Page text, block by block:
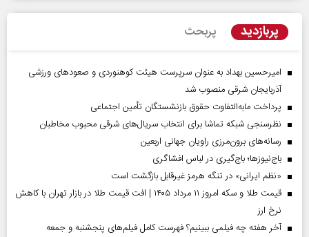
پربازدید پربحث
امیرحسین بهداد به عنوان سرپرست هیئت کوهنوردی و صعودهای ورزشی
آذربایجان شرقی منصوب شد
پرداخت مابه‌التفاوت حقوق بازنشستگان تأمین اجتماعی
نظرسنجی شبکه تماشا برای انتخاب سریال‌های شرقی محبوب مخاطبان
رسانه‌های برون‌مرزی راویان جهانی اربعین
باج‌نیوزها؛ باج‌گیری در لباس افشاگری
«نظم ایرانی» در تنگه هرمز غیرقابل بازگشت است
قیمت طلا و سکه امروز ۱۱ مرداد ۱۴۰۵ | افت قیمت طلا در بازار تهران با کاهش
نرخ ارز
آخر هفته چه فیلمی ببینیم؟ فهرست کامل فیلم‌های پنجشنبه و جمعه